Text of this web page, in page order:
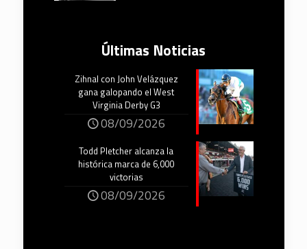
Últimas Noticias
Zihnal con John Velázquez
gana galopando el West
Virginia Derby G3
08/09/2026
Todd Pletcher alcanza la
histórica marca de 6,000
victorias
08/09/2026